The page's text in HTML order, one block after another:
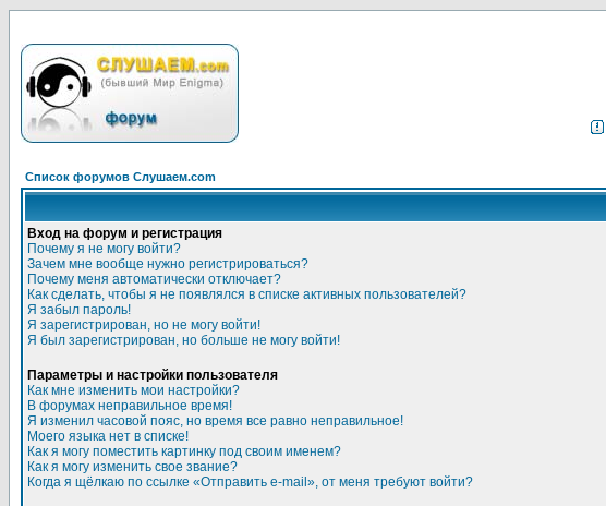
Список форумов Слушаем.com
Вход на форум и регистрация
Почему я не могу войти?
Зачем мне вообще нужно регистрироваться?
Почему меня автоматически отключает?
Как сделать, чтобы я не появлялся в списке активных пользователей?
Я забыл пароль!
Я зарегистрирован, но не могу войти!
Я был зарегистрирован, но больше не могу войти!
Параметры и настройки пользователя
Как мне изменить мои настройки?
В форумах неправильное время!
Я изменил часовой пояс, но время все равно неправильное!
Моего языка нет в списке!
Как я могу поместить картинку под своим именем?
Как я могу изменить свое звание?
Когда я щёлкаю по ссылке «Отправить e-mail», от меня требуют войти?